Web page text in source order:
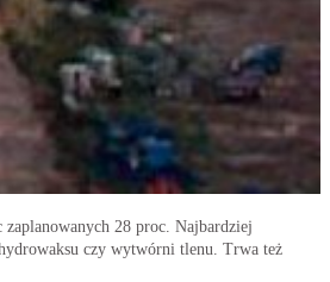
28 proc. Najbardziej
czy wytwórni tlenu. Trwa też